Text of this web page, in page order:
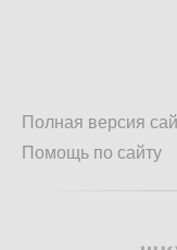
Полная версия
Помощь по сайту